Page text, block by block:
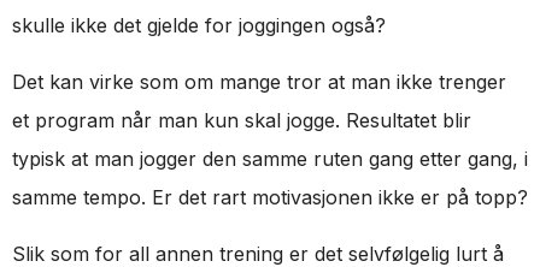
skulle ikke det gjelde for joggingen også?
Det kan virke som om mange tror at man ikke trenger
et program når man kun skal jogge. Resultatet blir
typisk at man jogger den samme ruten gang etter gang, i
samme tempo. Er det rart motivasjonen ikke er på topp?
Slik som for all annen trening er det selvfølgelig lurt å